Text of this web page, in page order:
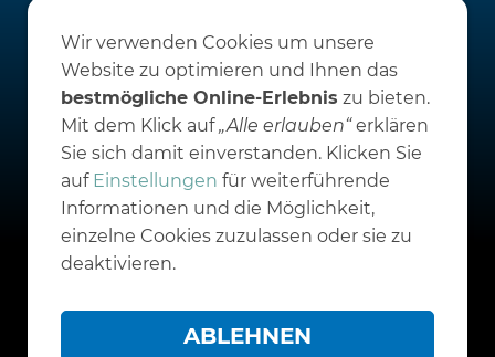
Schauraum 24/7
Aktuell
Firmengeschichte
Geschäftspartner
SERVICE
Erste Hilfe bei Störungen
Förderungen
Downloads
Wir verwenden Cookies um unsere
Website zu optimieren und Ihnen das
bestmögliche Online-Erlebnis zu bieten.
Mit dem Klick auf„Alle erlauben“erklären
Sie sich damit einverstanden. Klicken Sie
auf Einstellungen für weiterführende
Informationen und die Möglichkeit,
einzelne Cookies zuzulassen oder sie zu
deaktivieren.
ABLEHNEN